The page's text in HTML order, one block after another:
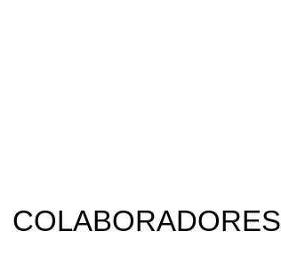
COLABORADORES